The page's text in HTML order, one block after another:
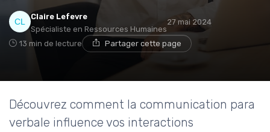
Claire Lefevre
Spécialiste en Ressources Humaines
27 mai 2024
13 min de lecture Partager cette page
Découvrez comment la communication para
verbale influence vos interactions